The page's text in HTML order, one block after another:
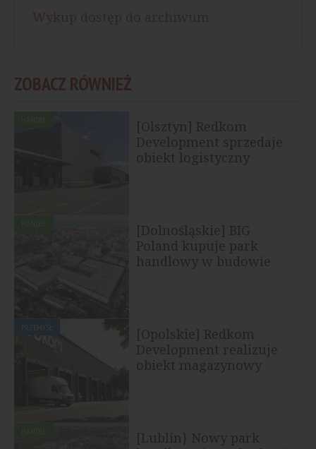
ZOBACZ RÓWNIEŻ
[Olsztyn] Redkom
Development sprzedaje
obiekt logistyczny
[Dolnośląskie] BIG
Poland kupuje park
handlowy w budowie
[Opolskie] Redkom
Development realizuje
obiekt magazynowy
[Lublin} Nowy park